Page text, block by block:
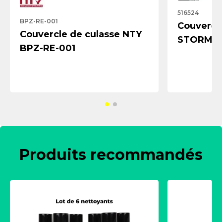
BPZ-RE-001
Couvercle de culasse NTY
BPZ-RE-001
516524
STORM
Produits recommandés